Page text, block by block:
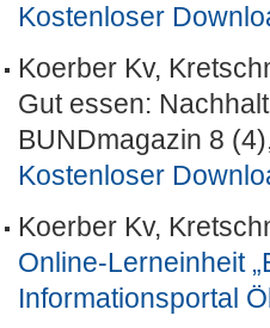
Kostenloser
Koerber Kv,
Gut essen:
BUNDmagazin 8
Kostenloser
Koerber Kv,
Online-Lerneinheit
Informationsportal